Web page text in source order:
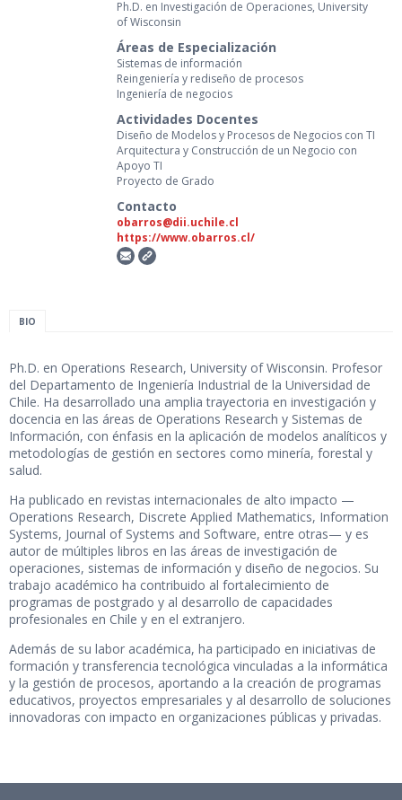
Ph.D. en Investigación de Operaciones, University
of Wisconsin
Áreas de Especialización
Sistemas de información
Reingeniería y rediseño de procesos
Ingeniería de negocios
Actividades Docentes
Diseño de Modelos y Procesos de Negocios con TI
Arquitectura y Construcción de un Negocio con
Apoyo TI
Proyecto de Grado
Contacto
obarros@dii.uchile.cl
https://www.obarros.cl/
BIO
Ph.D. en Operations Research, University of Wisconsin. Profesor
del Departamento de Ingeniería Industrial de la Universidad de
Chile. Ha desarrollado una amplia trayectoria en investigación y
docencia en las áreas de Operations Research y Sistemas de
Información, con énfasis en la aplicación de modelos analíticos y
metodologías de gestión en sectores como minería, forestal y
salud.
Ha publicado en revistas internacionales de alto impacto —
Operations Research, Discrete Applied Mathematics, Information
Systems, Journal of Systems and Software, entre otras— y es
autor de múltiples libros en las áreas de investigación de
operaciones, sistemas de información y diseño de negocios. Su
trabajo académico ha contribuido al fortalecimiento de
programas de postgrado y al desarrollo de capacidades
profesionales en Chile y en el extranjero.
Además de su labor académica, ha participado en iniciativas de
formación y transferencia tecnológica vinculadas a la informática
y la gestión de procesos, aportando a la creación de programas
educativos, proyectos empresariales y al desarrollo de soluciones
innovadoras con impacto en organizaciones públicas y privadas.